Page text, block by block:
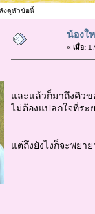
งดูหัวข้อนี้
น้องใ
« เมื่อ:
และแล้วก็มาถึงคิวข
ไม่ต้องแปลกใจที่ระ
แต่ถึงยังไงก็จะพย